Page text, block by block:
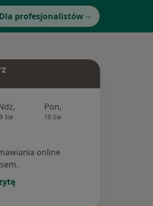
Dla profesjonalistów
9 Sie
Pon,
10 Sie
online